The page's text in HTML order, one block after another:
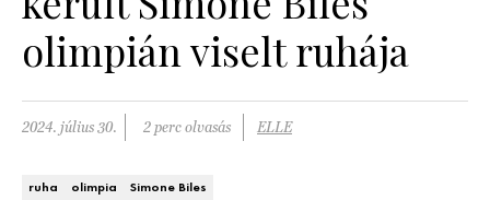
ÉLETMÓD
PÁRKAPCSOLAT
olimpián viselt ruhája
2024. július 30. 2 perc olvasás ELLE
ruha olimpia Simone Biles